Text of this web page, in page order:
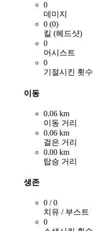
0
데미지
0 (0)
킬 (헤드샷)
0
어시스트
0
기절시킨 횟수
이동
0.06 km
이동 거리
0.06 km
걸은 거리
0.00 km
탑승 거리
생존
0 / 0
치유 / 부스트
0